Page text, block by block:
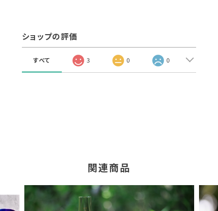
ショップの評価
すべて 3 0 0
関連商品